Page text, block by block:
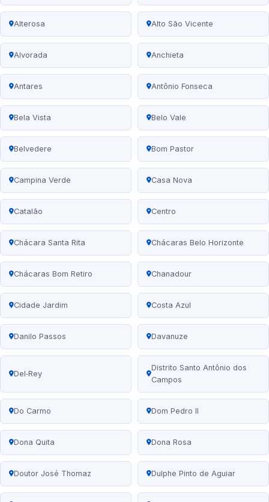
Alterosa Alto São Vicente
Alvorada Anchieta
Antares Antônio Fonseca
Bela Vista Belo Vale
Belvedere Bom Pastor
Campina Verde Casa Nova
Catalão Centro
Chácara Santa Rita Chácaras Belo Horizonte
Chácaras Bom Retiro Chanadour
Cidade Jardim Costa Azul
Danilo Passos Davanuze
Del‑Rey
Distrito Santo Antônio dos
Campos
Do Carmo Dom Pedro II
Dona Quita Dona Rosa
Doutor José Thomaz Dulphe Pinto de Aguiar